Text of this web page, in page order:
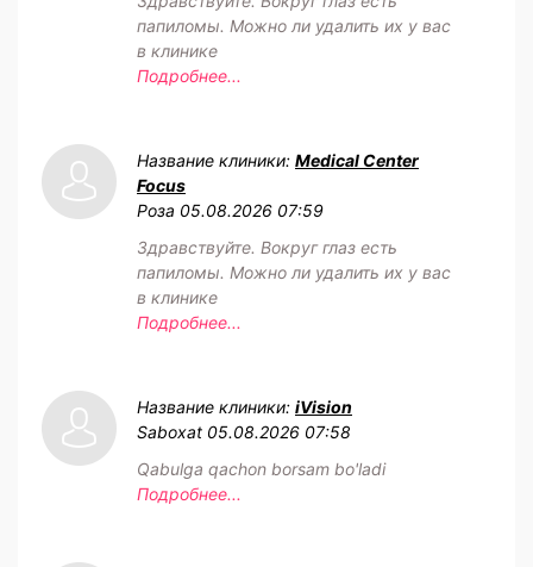
папиломы. Можно ли удалить их у вас
в клинике
Подробнее...
Название клиники: Medical Center
Focus
Роза 05.08.2026 07:59
Здравствуйте. Вокруг глаз есть
папиломы. Можно ли удалить их у вас
в клинике
Подробнее...
Название клиники: iVision
Saboxat 05.08.2026 07:58
Qabulga qachon borsam bo'ladi
Подробнее...